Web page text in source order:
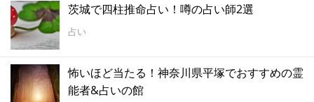
茨城で四柱推命占い！噂の占い師2選
占い
怖いほど当たる！神奈川県平塚でおすすめの霊
能者&占いの館